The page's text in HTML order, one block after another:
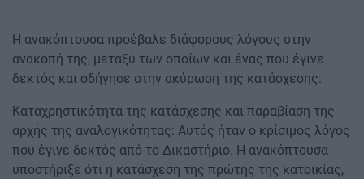
Η ανακόπτουσα προέβαλε διάφορους λόγους στην
ανακοπή της, μεταξύ των οποίων και ένας που έγινε
δεκτός και οδήγησε στην ακύρωση της κατάσχεσης:
Καταχρηστικότητα της κατάσχεσης και παραβίαση της
αρχής της αναλογικότητας: Αυτός ήταν ο κρίσιμος λόγος
που έγινε δεκτός από το Δικαστήριο. Η ανακόπτουσα
υποστήριξε ότι η κατάσχεση της πρώτης της κατοικίας,